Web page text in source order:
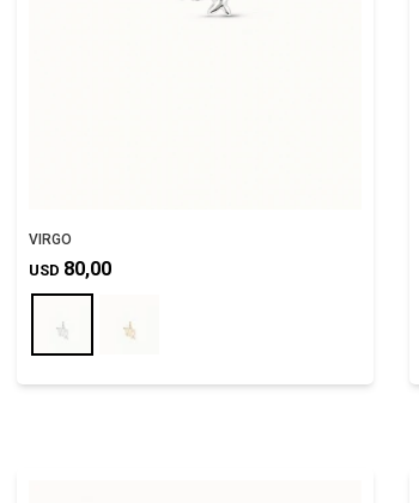
VIRGO
USD 80,00